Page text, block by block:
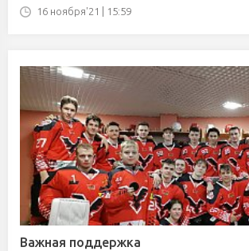
16 ноября'21 | 15:59
Важная поддержка